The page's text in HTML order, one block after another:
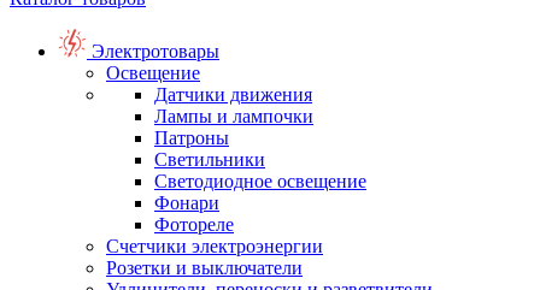
Электротовары
Освещение
Датчики движения
Лампы и лампочки
Патроны
Светильники
Светодиодное освещение
Фонари
Фотореле
Счетчики электроэнергии
Розетки и выключатели